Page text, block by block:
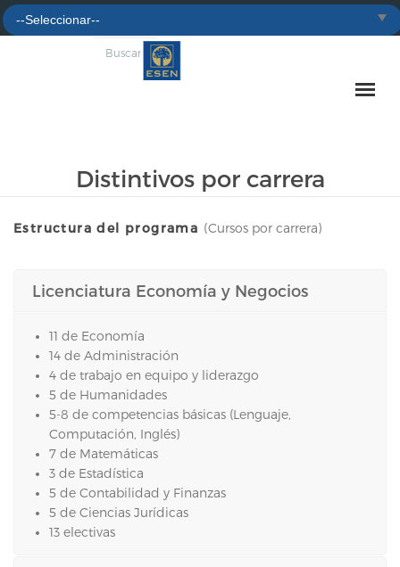
Distintivos por carrera
Estructura del programa (Cursos por carrera)
Licenciatura Economía y Negocios
11 de Economía
14 de Administración
4 de trabajo en equipo y liderazgo
5 de Humanidades
5-8 de competencias básicas (Lenguaje,
Computación, Inglés)
7 de Matemáticas
3 de Estadística
5 de Contabilidad y Finanzas
5 de Ciencias Jurídicas
13 electivas